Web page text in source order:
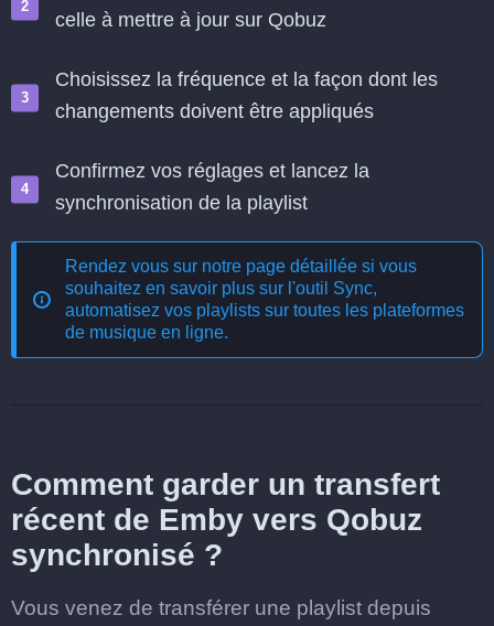
celle à mettre à jour sur Qobuz
Choisissez la fréquence et la façon dont les
changements doivent être appliqués
Confirmez vos réglages et lancez la
synchronisation de la playlist
Rendez vous sur notre page détaillée si vous
souhaitez en savoir plus sur l'outil Sync,
automatisez vos playlists sur toutes les plateformes
de musique en ligne.
Comment garder un transfert
récent de Emby vers Qobuz
synchronisé ?
Vous venez de transférer une playlist depuis